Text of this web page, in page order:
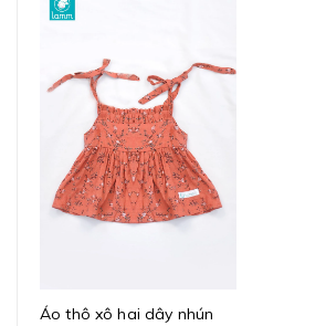
Áo thô xô hai dây nhún